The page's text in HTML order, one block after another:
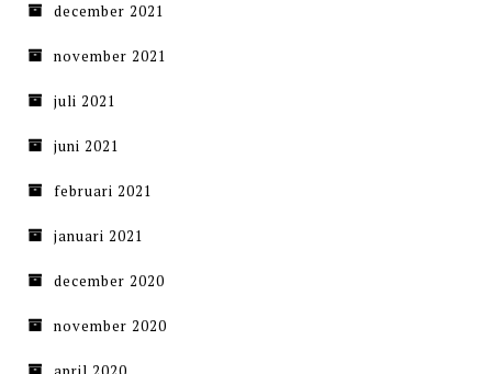
december 2021
november 2021
juli 2021
juni 2021
februari 2021
januari 2021
december 2020
november 2020